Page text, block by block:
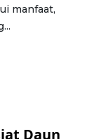
manfaat,
Daun